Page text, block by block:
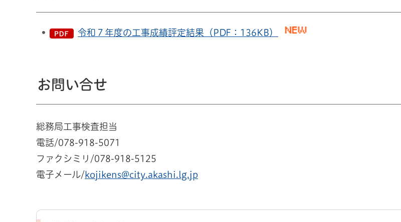
令和７年度の工事成績評定結果（PDF：136KB）
お問い合せ
総務局工事検査担当
電話/078-918-5071
ファクシミリ/078-918-5125
電子メール/ kojikens@city.akashi.lg.jp